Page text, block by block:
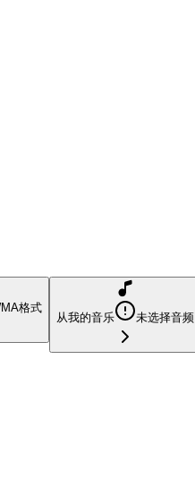
格式
从我的音乐 未选择音频